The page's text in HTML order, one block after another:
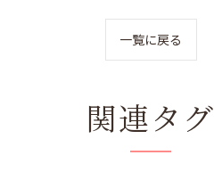
一覧に戻る
関連タグ